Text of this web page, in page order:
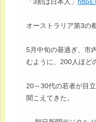
オーストラリア第3の
5月中旬の昼過ぎ、市
むように、200人ほど
20～30代の若者が目
聞こえてきた。